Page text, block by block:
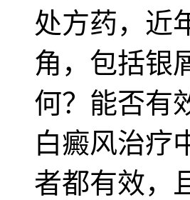
处方药，近
角，包括银
何？能否有
白癜风治疗
者都有效，